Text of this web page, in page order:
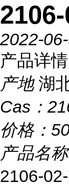
2022-
产品详情
产地 湖
Cas：
价格：
产品名称
2106-